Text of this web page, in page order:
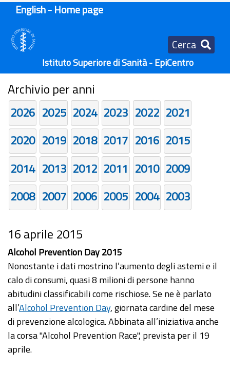
English - Home page
Cerca
Istituto Superiore di Sanità - EpiCentro
Archivio per anni
2026 2025 2024 2023 2022 2021
2020 2019 2018 2017 2016 2015
2014 2013 2012 2011 2010 2009
2008 2007 2006 2005 2004 2003
16 aprile 2015
Alcohol Prevention Day 2015
Nonostante i dati mostrino l’aumento degli astemi e il
calo di consumi, quasi 8 milioni di persone hanno
abitudini classificabili come rischiose. Se ne è parlato
all’Alcohol Prevention Day, giornata cardine del mese
di prevenzione alcologica. Abbinata all’iniziativa anche
la corsa "Alcohol Prevention Race", prevista per il 19
aprile.